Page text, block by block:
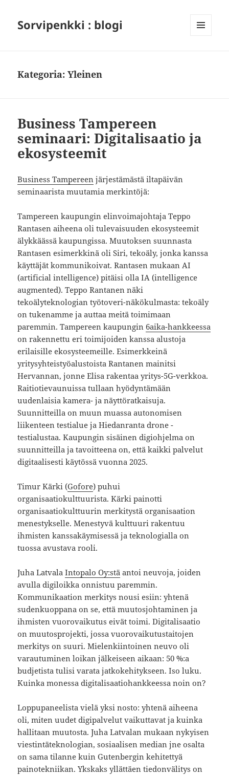
Sorvipenkki : blogi
Kategoria:Yleinen
Business Tampereen
seminaari: Digitalisaatio ja
ekosysteemit
Business Tampereen järjestämästä iltapäivän
seminaarista muutamia merkintöjä:
Tampereen kaupungin elinvoimajohtaja Teppo
Rantasen aiheena oli tulevaisuuden ekosysteemit
älykkäässä kaupungissa. Muutoksen suunnasta
Rantasen esimerkkinä oli Siri, tekoäly, jonka kanssa
käyttäjät kommunikoivat. Rantasen mukaan AI
(artificial intelligence) pitäisi olla IA (intelligence
augmented). Teppo Rantanen näki
tekoälyteknologian työtoveri-näkökulmasta: tekoäly
on tukenamme ja auttaa meitä toimimaan
paremmin. Tampereen kaupungin 6aika-hankkeessa
on rakennettu eri toimijoiden kanssa alustoja
erilaisille ekosysteemeille. Esimerkkeinä
yritysyhteistyöalustoista Rantanen mainitsi
Hervannan, jonne Elisa rakentaa yritys-5G-verkkoa.
Raitiotievaunuissa tullaan hyödyntämään
uudenlaisia kamera- ja näyttöratkaisuja.
Suunnitteilla on muun muassa autonomisen
liikenteen testialue ja Hiedanranta drone -
testialustaa. Kaupungin sisäinen digiohjelma on
suunnitteilla ja tavoitteena on, että kaikki palvelut
digitaalisesti käytössä vuonna 2025.
Timur Kärki (Gofore) puhui
organisaatiokulttuurista. Kärki painotti
organisaatiokulttuurin merkitystä organisaation
menestykselle. Menestyvä kulttuuri rakentuu
ihmisten kanssakäymisessä ja teknologialla on
tuossa avustava rooli.
Juha LatvalaIntopalo Oy:stä antoi neuvoja, joiden
avulla digiloikka onnistuu paremmin.
Kommunikaation merkitys nousi esiin: yhtenä
sudenkuoppana on se, että muutosjohtaminen ja
ihmisten vuorovaikutus eivät toimi. Digitalisaatio
on muutosprojekti, jossa vuorovaikutustaitojen
merkitys on suuri. Mielenkiintoinen neuvo oli
varautuminen loikan jälkeiseen aikaan: 50 %:a
budjetista tulisi varata jatkokehitykseen. Iso luku.
Kuinka monessa digitalisaatiohankkeessa noin on?
Loppupaneelista vielä yksi nosto: yhtenä aiheena
oli, miten uudet digipalvelut vaikuttavat ja kuinka
hallitaan muutosta. Juha Latvalan mukaan nykyisen
viestintäteknologian, sosiaalisen median jne osalta
on sama tilanne kuin Gutenbergin kehitettyä
painotekniikan. Ykskaks yllättäen tiedonvälitys on